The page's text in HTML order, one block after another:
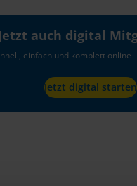
auch digital
einfach und komplett online
Jetzt digital starten